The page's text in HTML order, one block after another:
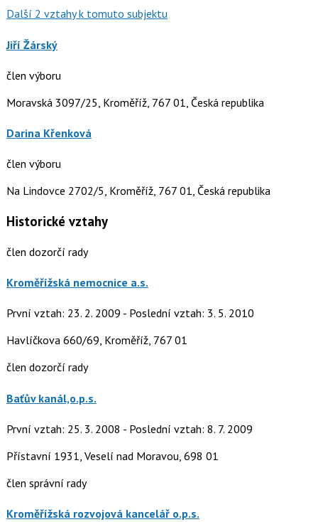
Další 2 vztahy k tomuto subjektu
Jiří Žárský
člen výboru
Moravská 3097/25, Kroměříž, 767 01, Česká republika
Darina Křenková
člen výboru
Na Lindovce 2702/5, Kroměříž, 767 01, Česká republika
Historické vztahy
člen dozorčí rady
Kroměřížská nemocnice a.s.
První vztah: 23. 2. 2009 - Poslední vztah: 3. 5. 2010
Havlíčkova 660/69, Kroměříž, 767 01
člen dozorčí rady
Baťův kanál,o.p.s.
První vztah: 25. 3. 2008 - Poslední vztah: 8. 7. 2009
Přístavní 1931, Veselí nad Moravou, 698 01
člen správní rady
Kroměřížská rozvojová kancelář o.p.s.